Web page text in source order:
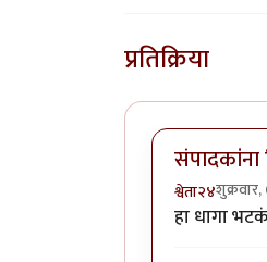
प्रतिक्रिया
संपादकांना
श्वेता२४
हा धागा